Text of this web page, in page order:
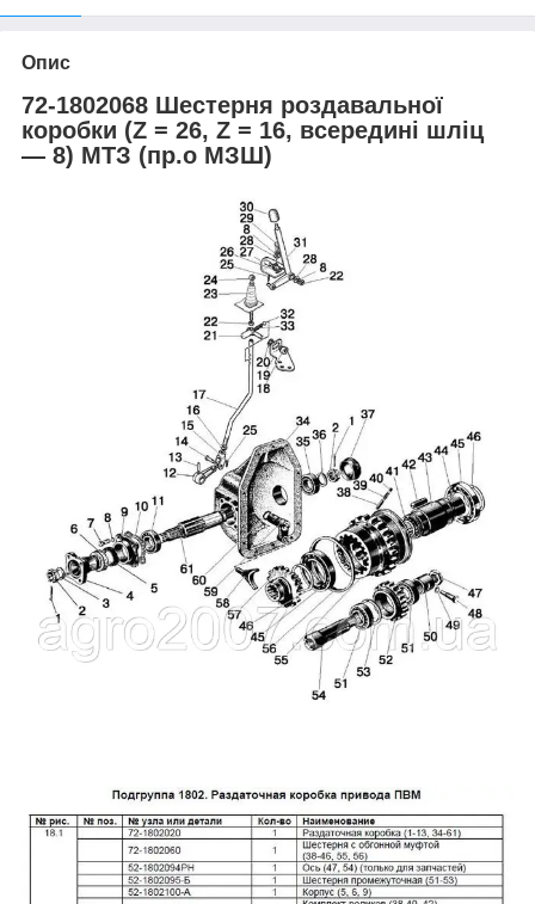
Опис
72-1802068 Шестерня роздавальної
коробки (Z = 26, Z = 16, всередині шліц
— 8) МТЗ (пр.о МЗШ)